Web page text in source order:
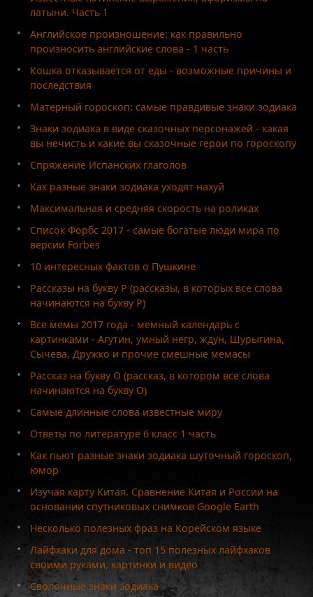
латыни. Часть 1
Английское произношение: как правильно
произносить английские слова - 1 часть
Кошка отказывается от еды - возможные причины и
последствия
Матерный гороскоп: самые правдивые знаки зодиака
Знаки зодиака в виде сказочных персонажей - какая
вы нечисть и какие вы сказочные герои по гороскопу
Спряжение Испанских глаголов
Как разные знаки зодиака уходят нахуй
Максимальная и средняя скорость на роликах
Список Форбс 2017 - самые богатые люди мира по
версии Forbes
10 интересных фактов о Пушкине
Рассказы на букву Р (рассказы, в которых все слова
начинаются на букву Р)
Все мемы 2017 года - мемный календарь с
картинками - Агутин, умный негр, ждун, Шурыгина,
Сычева, Дружко и прочие смешные мемасы
Рассказ на букву О (рассказ, в котором все слова
начинаются на букву О)
Самые длинные слова известные миру
Ответы по литературе 6 класс 1 часть
Как пьют разные знаки зодиака шуточный гороскоп,
юмор
Изучая карту Китая. Сравнение Китая и России на
основании спутниковых снимков Google Earth
Несколько полезных фраз на Корейском языке
Лайфхаки для дома - топ 15 полезных лайфхаков
своими руками, картинки и видео
Сволочные знаки зодиака